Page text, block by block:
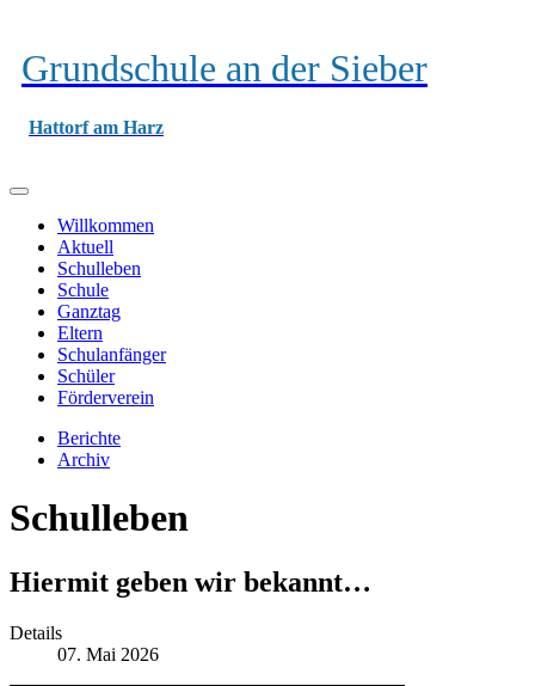
Grundschule an der Sieber
Hattorf am Harz
Willkommen
Aktuell
Schulleben
Schule
Ganztag
Eltern
Schulanfänger
Schüler
Förderverein
Berichte
Archiv
Schulleben
Hiermit geben wir bekannt…
Details
07. Mai 2026